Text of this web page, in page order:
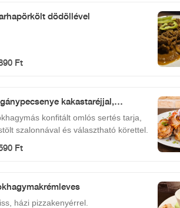
dödöllével
Ft
kakastaréjjal,
konfitált omlós sertés tarja,
szalonnával és választható körettel.
Ft
házi pizzakenyérrel.